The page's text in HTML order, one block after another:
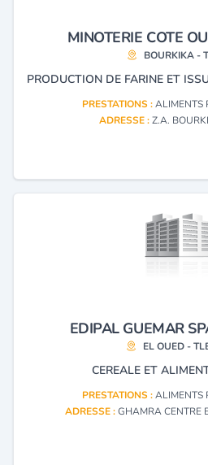
MINOTERIE COTE
BOURKIKA -
PRESTATIONS :ALIMENTS
ADRESSE :Z.A.
EDIPAL GUEMAR
EL OUED -
CEREALE ET
PRESTATIONS :ALIMENTS
ADRESSE :GHAMRA CENTRE